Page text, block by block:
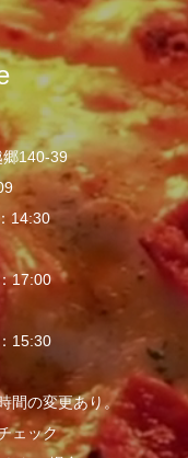
140-39
14:30
17:00
15:30
間の変更あり。
ェック